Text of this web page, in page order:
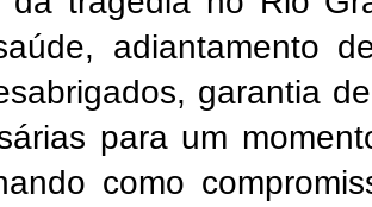
adiantamento
garantia
para um
como